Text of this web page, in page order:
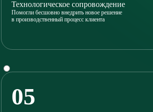
Технологическое сопровождение
Помогли бесшовно внедрить новое решение
в производственный процесс клиента
05